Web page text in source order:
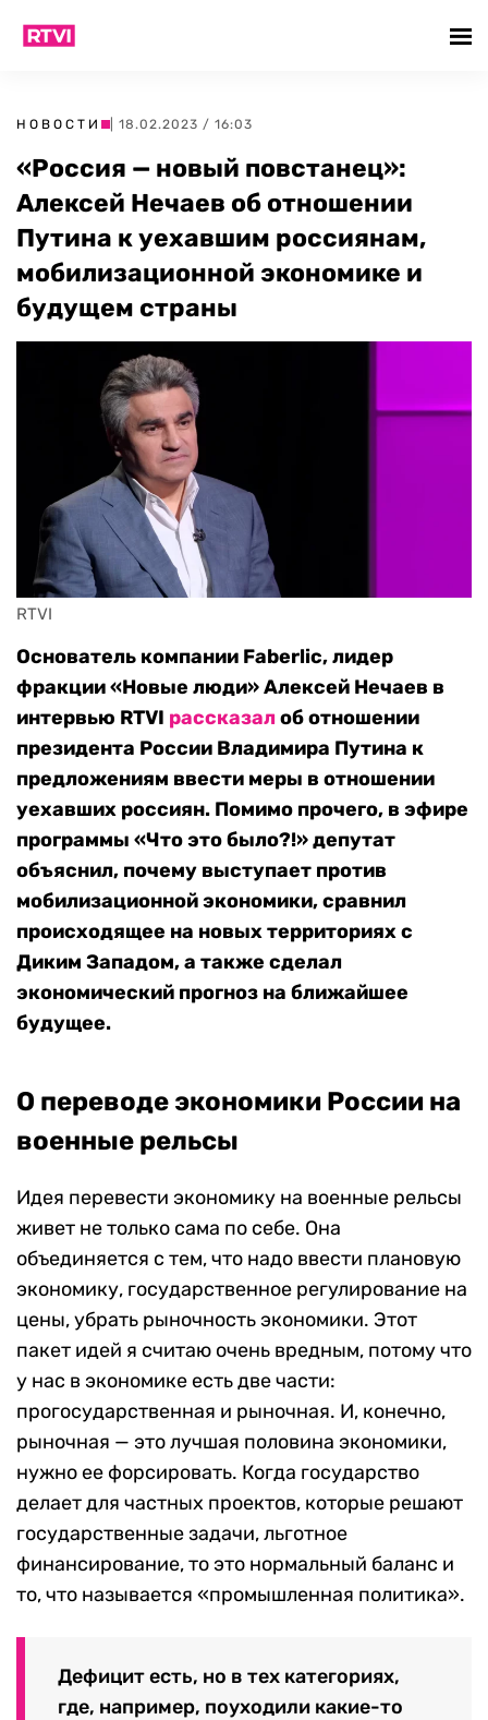
НОВОСТИ | 18.02.2023 / 16:03
«Россия — новый повстанец»:
Алексей Нечаев об отношении
Путина к уехавшим россиянам,
мобилизационной экономике и
будущем страны
RTVI
Основатель компании Faberlic, лидер
фракции «Новые люди» Алексей Нечаев в
интервью RTVI рассказалоб отношении
президента России Владимира Путина к
предложениям ввести меры в отношении
уехавших россиян. Помимо прочего, в эфире
программы «Что это было?!» депутат
объяснил, почему выступает против
мобилизационной экономики, сравнил
происходящее на новых территориях с
Диким Западом, а также сделал
экономический прогноз на ближайшее
будущее.
О переводе экономики России на
военные рельсы
Идея перевести экономику на военные рельсы
живет не только сама по себе. Она
объединяется с тем, что надо ввести плановую
экономику, государственное регулирование на
цены, убрать рыночность экономики. Этот
пакет идей я считаю очень вредным, потому что
у нас в экономике есть две части:
прогосударственная и рыночная. И, конечно,
рыночная — это лучшая половина экономики,
нужно ее форсировать. Когда государство
делает для частных проектов, которые решают
государственные задачи, льготное
финансирование, то это нормальный баланс и
то, что называется «промышленная политика».
Дефицит есть, но в тех категориях,
где, например, поуходили какие-то